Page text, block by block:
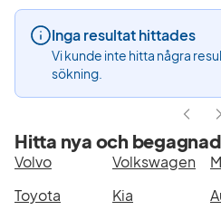
Inga resultat hittades
Vi kunde inte hitta några
sökning.
Hitta nya och
Volvo Volkswagen
Toyota
Kia